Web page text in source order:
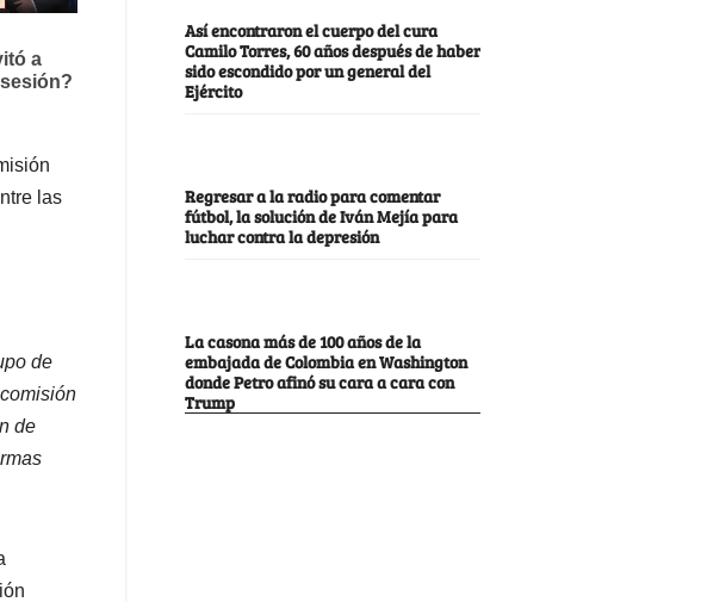
las
de
de
Así encontraron el cuerpo del cura
Camilo Torres, 60 años después de haber
sido escondido por un general del
Ejército
Regresar a la radio para comentar
fútbol, la solución de Iván Mejía para
luchar contra la depresión
La casona más de 100 años de la
embajada de Colombia en Washington
donde Petro afinó su cara a cara con
Trump